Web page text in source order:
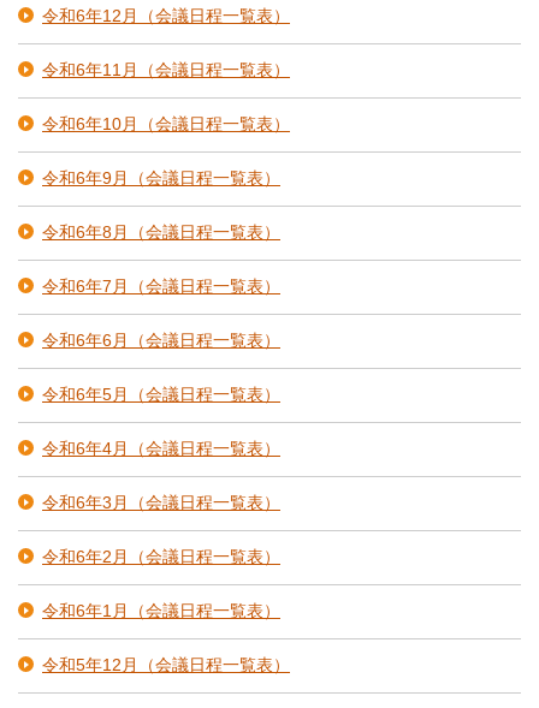
令和6年12月（会議日程一覧表）
令和6年11月（会議日程一覧表）
令和6年10月（会議日程一覧表）
令和6年9月（会議日程一覧表）
令和6年8月（会議日程一覧表）
令和6年7月（会議日程一覧表）
令和6年6月（会議日程一覧表）
令和6年5月（会議日程一覧表）
令和6年4月（会議日程一覧表）
令和6年3月（会議日程一覧表）
令和6年2月（会議日程一覧表）
令和6年1月（会議日程一覧表）
令和5年12月（会議日程一覧表）